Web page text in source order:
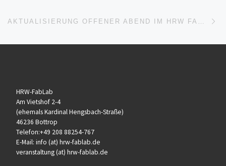
HRW-FabLab
Am Vietshof 2-4
(ehemals Kardinal Hengsbach-Straße)
46236 Bottrop
Telefon:+49 208 88254-767
E-Mail: info (at) hrw-fablab.de
veranstaltung (at) hrw-fablab.de